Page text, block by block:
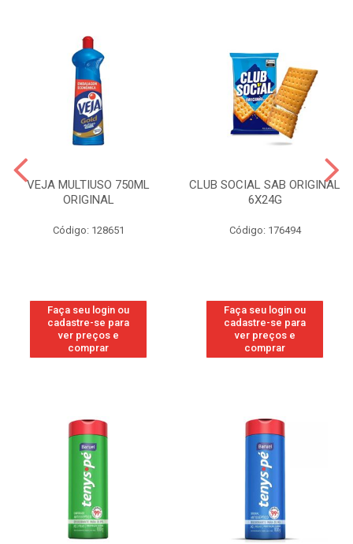
VEJA MULTIUSO 750ML
ORIGINAL
Código: 128651
Faça seu login ou
cadastre-se para
ver preços e
comprar
CLUB SOCIAL SAB ORIGINAL
6X24G
Código: 176494
Faça seu login ou
cadastre-se para
ver preços e
comprar